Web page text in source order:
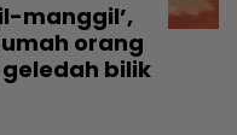
manggil’,
orang
bilik